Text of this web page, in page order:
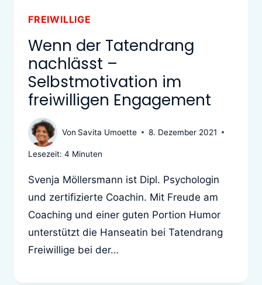
FREIWILLIGE
Wenn der Tatendrang
nachlässt –
Selbstmotivation im
freiwilligen Engagement
Von Savita Umoette 8. Dezember 2021
Lesezeit: 4 Minuten
Svenja Möllersmann ist Dipl. Psychologin
und zertifizierte Coachin. Mit Freude am
Coaching und einer guten Portion Humor
unterstützt die Hanseatin bei Tatendrang
Freiwillige bei der…